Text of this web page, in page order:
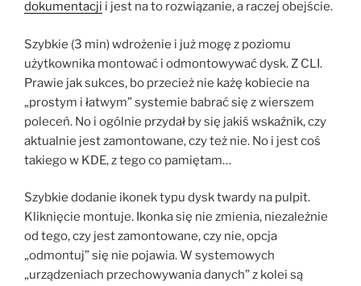
dokumentacji i jest na to rozwiązanie, a raczej obejście.
Szybkie (3 min) wdrożenie i już mogę z poziomu
użytkownika montować i odmontowywać dysk. Z CLI.
Prawie jak sukces, bo przecież nie każę kobiecie na
„prostym i łatwym” systemie babrać się z wierszem
poleceń. No i ogólnie przydał by się jakiś wskaźnik, czy
aktualnie jest zamontowane, czy też nie. No i jest coś
takiego w KDE, z tego co pamiętam…
Szybkie dodanie ikonek typu dysk twardy na pulpit.
Kliknięcie montuje. Ikonka się nie zmienia, niezależnie
od tego, czy jest zamontowane, czy nie, opcja
„odmontuj” się nie pojawia. W systemowych
„urządzeniach przechowywania danych” z kolei są